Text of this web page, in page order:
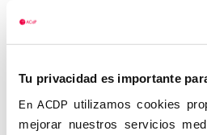
Tu privacidad es importante
En ACDP utilizamos cookies
mejorar nuestros servicios